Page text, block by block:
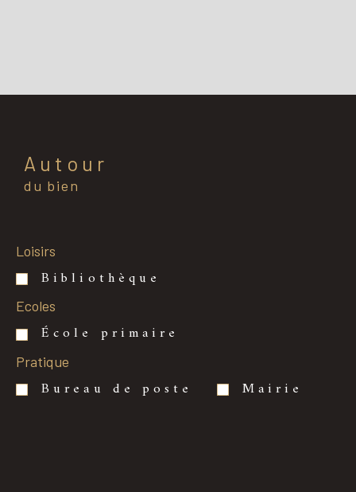
Autour
du bien
Loisirs
Bibliothèque
Ecoles
École primaire
Pratique
Bureau de poste Mairie